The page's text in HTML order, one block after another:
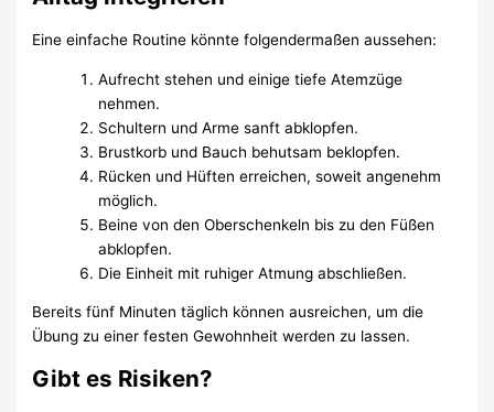
Eine einfache Routine könnte folgendermaßen aussehen:
Aufrecht stehen und einige tiefe Atemzüge
nehmen.
Schultern und Arme sanft abklopfen.
Brustkorb und Bauch behutsam beklopfen.
Rücken und Hüften erreichen, soweit angenehm
möglich.
Beine von den Oberschenkeln bis zu den Füßen
abklopfen.
Die Einheit mit ruhiger Atmung abschließen.
Bereits fünf Minuten täglich können ausreichen, um die
Übung zu einer festen Gewohnheit werden zu lassen.
Gibt es Risiken?